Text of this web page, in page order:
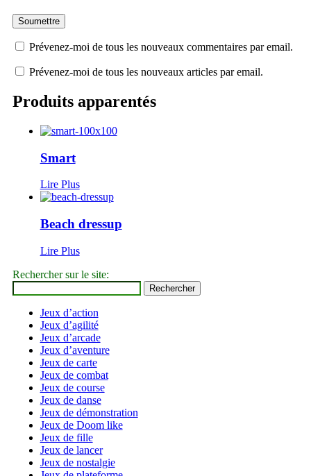
Prévenez-moi de tous les nouveaux commentaires par email.
Prévenez-moi de tous les nouveaux articles par email.
Produits apparentés
Smart
Lire Plus
Beach dressup
Lire Plus
Rechercher sur le site:
Jeux d’action
Jeux d’agilité
Jeux d’arcade
Jeux d’aventure
Jeux de carte
Jeux de combat
Jeux de course
Jeux de danse
Jeux de démonstration
Jeux de Doom like
Jeux de fille
Jeux de lancer
Jeux de nostalgie